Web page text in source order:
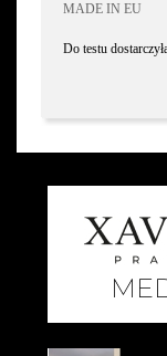
MADE IN EU
Do testu